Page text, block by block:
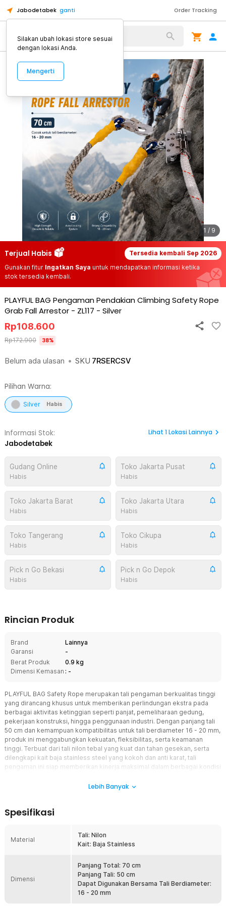
Jabodetabek ganti Order Tracking
Alat Kopi
1 / 9
Terjual Habis Tersedia kembali Sep 2026
Gunakan fitur Ingatkan Saya untuk mendapatkan informasi ketika
stok tersedia kembali.
PLAYFUL BAG Pengaman Pendakian Climbing Safety Rope
Grab Fall Arrestor - ZL117 - Silver
Belum ada ulasan • SKU 7RSERCSV
Rp108.600
Rp172.900 38%
Pilihan Warna:
Silver Habis
Informasi Stok:
Jabodetabek
Lihat 1Lokasi Lainnya
Gudang Online
Habis
Toko Jakarta Pusat
Habis
Toko Jakarta Barat
Habis
Toko Jakarta Utara
Habis
Toko Tangerang
Habis
Toko Cikupa
Habis
Pick n Go Bekasi
Habis
Pick n Go Depok
Habis
Rincian Produk
Brand
Lainnya
Garansi
-
Berat Produk
0.9 kg
Dimensi Kemasan : -
PLAYFUL BAG Safety Rope merupakan tali pengaman berkualitas tinggi
yang dirancang khusus untuk memberikan perlindungan ekstra pada
berbagai aktivitas ketinggian seperti panjat, pemeliharaan gedung,
pekerjaan konstruksi, hingga penggunaan industri. Dengan panjang tali
50 cm dan kemampuan kompatibilitas untuk tali berdiameter 16 - 20 mm,
produk ini menggabungkan kekuatan, fleksibilitas, serta keamanan
tinggi. Terbuat dari tali nilon tebal yang kuat dan tahan gesekan, serta
dilengkapi kait baja stainless steel yang kokoh dan anti karat, tali
pengaman ini siap memberikan kinerja maksimal dalam berbagai kondisi
Kait Baja Stainless, Aman dan Anti Karat
steel, alat ini menjamin keamanan maksimal selama digunakan. Kait
ini memiliki mekanisme penguncian otomatis yang kuat dan tahan
terhadap beban berat tanpa risiko lepas atau rusak. Material baja
Desain Fleksibel dan Mudah Digunakan
Dengan panjang tali 50 cm, tali ini memberikan fleksibilitas tinggi
Lebih Banyak
Spesifikasi
Material
Tali: Nilon
Kait: Baja Stainless
Dimensi
Panjang Total: 70 cm
Panjang Tali: 50 cm
Dapat Digunakan Bersama Tali Berdiameter:
16 - 20 mm
Silakan ubah lokasi store sesuai
dengan lokasi Anda.
Mengerti